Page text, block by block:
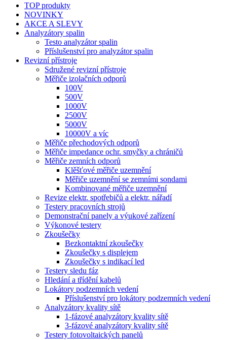
TOP produkty
NOVINKY
AKCE A SLEVY
Analyzátory spalin
Testo analyzátor spalin
Příslušenství pro analyzátor spalin
Revizní přístroje
Sdružené revizní přístroje
Měřiče izolačních odporů
100V
500V
1000V
2500V
5000V
10000V a víc
Měřiče přechodových odporů
Měřiče impedance ochr. smyčky a chráničů
Měřiče zemních odporů
Klěšťové měřiče uzemnění
Měřiče uzemnění se zemními sondami
Kombinované měřiče uzemnění
Revize elektr. spotřebičů a elektr. nářadí
Testery pracovních strojů
Demonstrační panely a výukové zařízení
Výkonové testery
Zkoušečky
Bezkontaktní zkoušečky
Zkoušečky s displejem
Zkoušečky s indikací led
Testery sledu fáz
Hledání a třídění kabelů
Lokátory podzemních vedení
Příslušenství pro lokátory podzemních vedení
Analyzátory kvality sítě
1-fázové analyzátory kvality sítě
3-fázové analyzátory kvality sítě
Testery fotovoltaických panelů